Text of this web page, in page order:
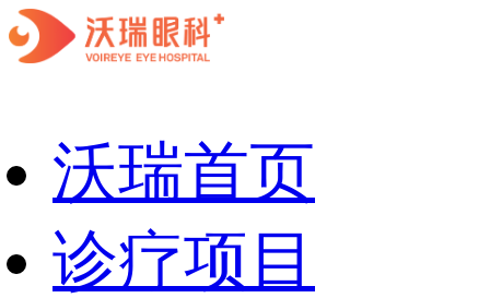
沃瑞首页
诊疗项目